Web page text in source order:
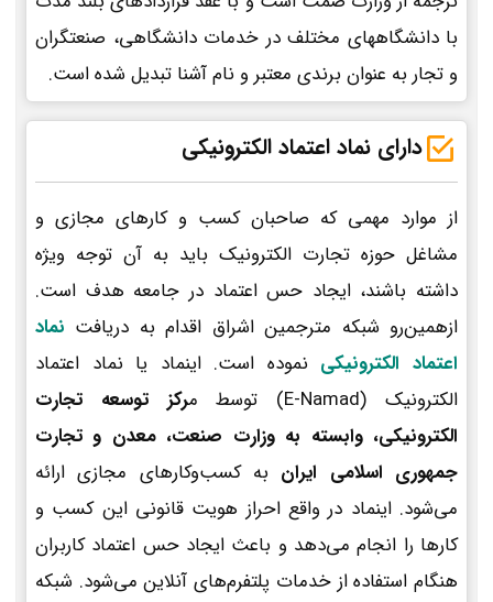
با دانشگاههای مختلف در خدمات دانشگاهی، صنعتگران
و تجار به عنوان برندی معتبر و نام آشنا تبدیل شده است.
دارای نماد اعتماد الکترونیکی
از موارد مهمی که صاحبان کسب و کارهای مجازی و
مشاغل حوزه تجارت الکترونیک باید به آن توجه ویژه
داشته باشند، ایجاد حس اعتماد در جامعه هدف است.
ازهمین‌رو شبکه مترجمین اشراق اقدام به دریافت نماد
اعتماد الکترونیکی نموده است. اینماد یا نماد اعتماد
الکترونیک (E-Namad) توسط م
رکز توسعه تجارت
الکترونیکی، وابسته به وزارت صنعت، معدن و تجارت
جمهوری اسلامی ایران به کسب‌وکارهای مجازی ارائه
می‌شود. اینماد در واقع احراز هویت قانونی این کسب و
کارها را انجام می‌دهد و باعث ایجاد حس اعتماد کاربران
هنگام استفاده از خدمات پلتفرم‌های آنلاین می‌شود. شبکه